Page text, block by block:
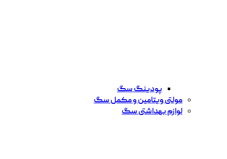
پودینگ سگ
مولتی ویتامین و مکمل سگ
لوازم بهداشتی سگ